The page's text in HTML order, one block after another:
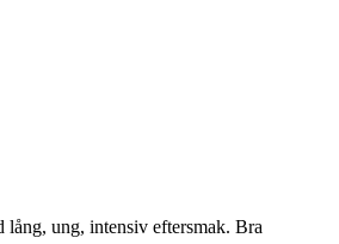
ung, intensiv eftersmak. Bra